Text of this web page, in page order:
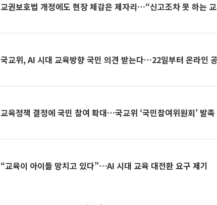
교권보호법 개정에도 현장 체감은 제자리…“신고조차 못 하는
국교위, AI 시대 교육방향 국민 의견 받는다…22일부터 온라인
교육정책 결정에 국민 참여 확대…국교위 ‘국민참여위원회’ 발족
“교육이 아이들 망치고 있다”⋯AI 시대 교육 대전환 요구 제기